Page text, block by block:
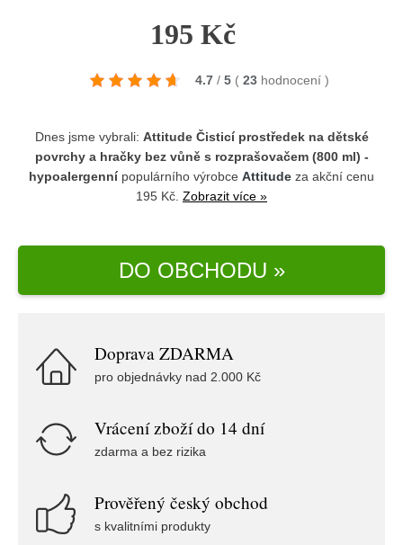
195 Kč
4.7 / 5 ( 23 hodnocení )
Dnes jsme vybrali: Attitude Čisticí prostředek na dětské
povrchy a hračky bez vůně s rozprašovačem (800 ml) -
hypoalergennípopulárního výrobce Attitude za akční cenu
195 Kč. Zobrazit více »
DO OBCHODU »
Doprava ZDARMA
pro objednávky nad 2.000 Kč
Vrácení zboží do 14 dní
zdarma a bez rizika
Prověřený český obchod
s kvalitními produkty